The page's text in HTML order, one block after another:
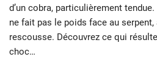
d’un cobra, particulièrement
ne fait pas le poids face au
rescousse. Découvrez ce qui
choc…